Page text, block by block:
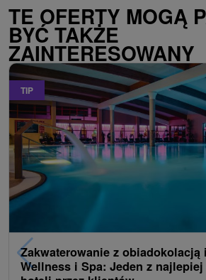
TE OFERTY MOGĄ
BYĆ TAKŻE
ZAINTERESOWANY
TIP
Zakwaterowanie z obiadokolacją
Wellness i Spa: Jeden z